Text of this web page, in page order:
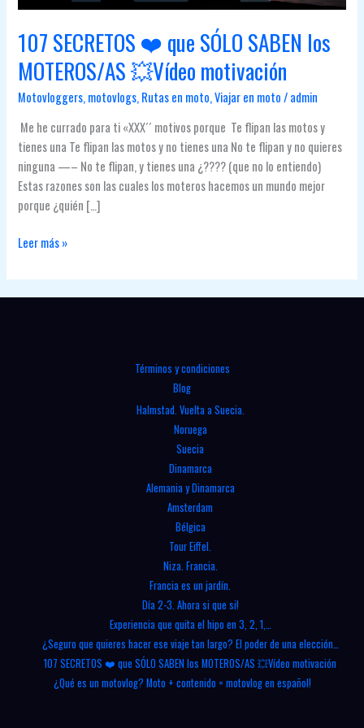
107 SECRETOS ❤️ que SÓLO SABEN los
MOTEROS/AS 💥Vídeo motivación
Motovloggers,motovlogs,Rutas en moto,Viajar en moto/admin
Me he currado para ti «XXX´´ motivos porque Te flipan las motos y
tienes una Te flipan las motos y no tienes una No te flipan y no quieres
ninguna —– No te flipan, y tienes una ¿???? (que no lo entiendo)
Estas razones son las cuales los moteros hacemos un mundo mejor
porque ¿quién […]
107
❤️
que
Leer más »
Términos y condiciones
Blog
Halmstad. Vuelta a Suecia.
Noruega
Suecia
Dinamarca
Alemania y Dinamarca
Amsterdam
Bélgica
Tour Eiffel.
Niza. Francia.
Francia es un jardín.
Día 2-3. Ahora si que si!
Experiencia que quita el hipo en 3, 2, 1,…
¿Seguro que quieres hacer ese viaje tan largo? El poder de una elección…
107 SECRETOS ❤️ que SÓLO SABEN los MOTEROS/AS 💥Vídeo motivación
¿Qué es un motovlog? Moto + contenido = motovlog en español!